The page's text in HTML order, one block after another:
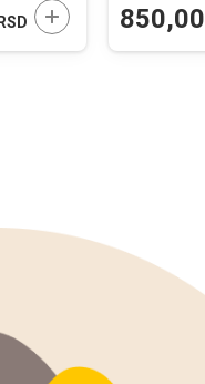
DODAJTE U KORPU
850,00